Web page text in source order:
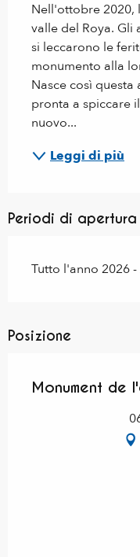
Nell'ottobre 2020,
valle del Roya.
si leccarono le
monumento alla
Nasce così
pronta a spiccare
nuovo...
Leggi di più
Periodi di apertura
Tutto l'anno 2026
Posizione
Monument de